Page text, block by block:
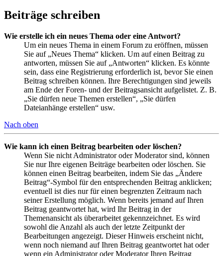
Beiträge schreiben
Wie erstelle ich ein neues Thema oder eine Antwort?
Um ein neues Thema in einem Forum zu eröffnen, müssen
Sie auf „Neues Thema“ klicken. Um auf einen Beitrag zu
antworten, müssen Sie auf „Antworten“ klicken. Es könnte
sein, dass eine Registrierung erforderlich ist, bevor Sie einen
Beitrag schreiben können. Ihre Berechtigungen sind jeweils
am Ende der Foren- und der Beitragsansicht aufgelistet. Z. B.
„Sie dürfen neue Themen erstellen“, „Sie dürfen
Dateianhänge erstellen“ usw.
Nach oben
Wie kann ich einen Beitrag bearbeiten oder löschen?
Wenn Sie nicht Administrator oder Moderator sind, können
Sie nur Ihre eigenen Beiträge bearbeiten oder löschen. Sie
können einen Beitrag bearbeiten, indem Sie das „Ändere
Beitrag“-Symbol für den entsprechenden Beitrag anklicken;
eventuell ist dies nur für einen begrenzten Zeitraum nach
seiner Erstellung möglich. Wenn bereits jemand auf Ihren
Beitrag geantwortet hat, wird Ihr Beitrag in der
Themenansicht als überarbeitet gekennzeichnet. Es wird
sowohl die Anzahl als auch der letzte Zeitpunkt der
Bearbeitungen angezeigt. Dieser Hinweis erscheint nicht,
wenn noch niemand auf Ihren Beitrag geantwortet hat oder
wenn ein Administrator oder Moderator Ihren Beitrag